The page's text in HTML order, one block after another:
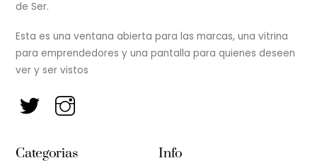
de Ser.
Esta es una ventana abierta para las marcas, una vitrina
para emprendedores y una pantalla para quienes deseen
ver y ser vistos
Categorias Info